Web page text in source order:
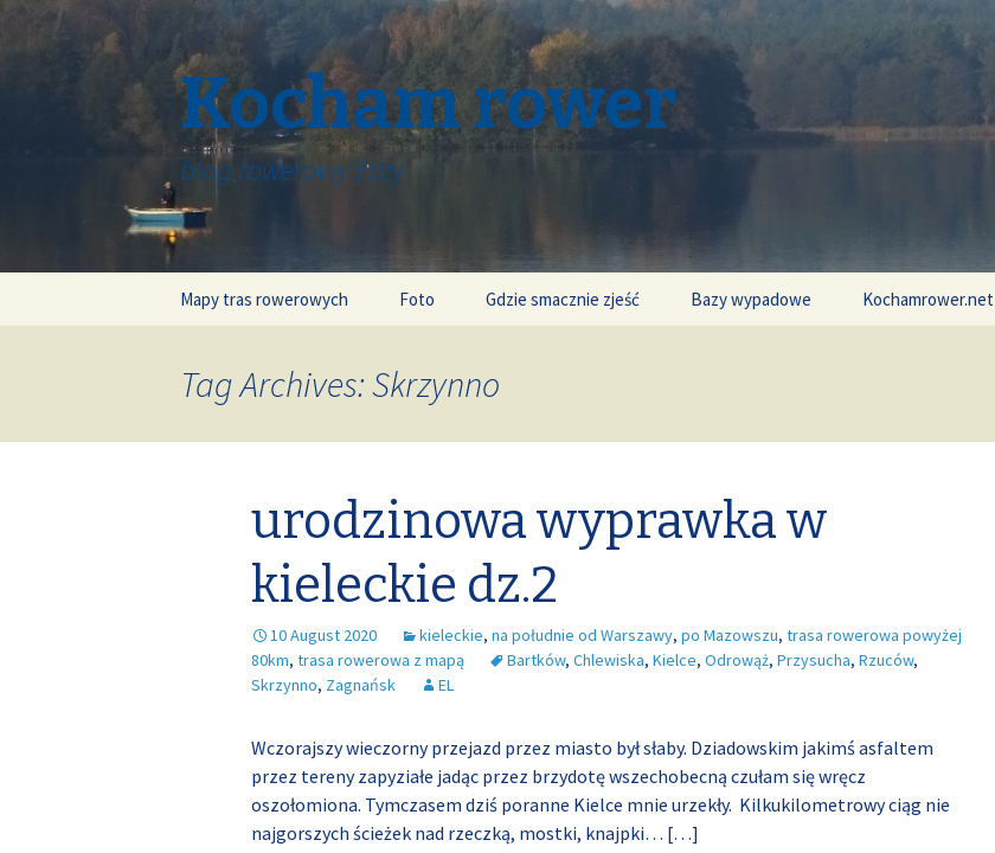
Kocham rower
blog rowerowy Elizy
Mapy tras rowerowych Foto Gdzie smacznie zjeść Bazy wypadowe Kochamrower.net
Tag Archives: Skrzynno
urodzinowa wyprawka w
kieleckie dz.2
10 August 2020 kieleckie, na południe od Warszawy, po Mazowszu, trasa rowerowa powyżej
80km, trasa rowerowa z mapą Bartków, Chlewiska, Kielce, Odrowąż, Przysucha, Rzuców,
Skrzynno, Zagnańsk EL
Wczorajszy wieczorny przejazd przez miasto był słaby. Dziadowskim jakimś asfaltem
przez tereny zapyziałe jadąc przez brzydotę wszechobecną czułam się wręcz
oszołomiona. Tymczasem dziś poranne Kielce mnie urzekły. Kilkukilometrowy ciąg nie
najgorszych ścieżek nad rzeczką, mostki, knajpki… […]